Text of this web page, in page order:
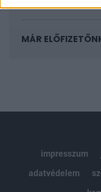
MÁR
impresszum
adatvédelem